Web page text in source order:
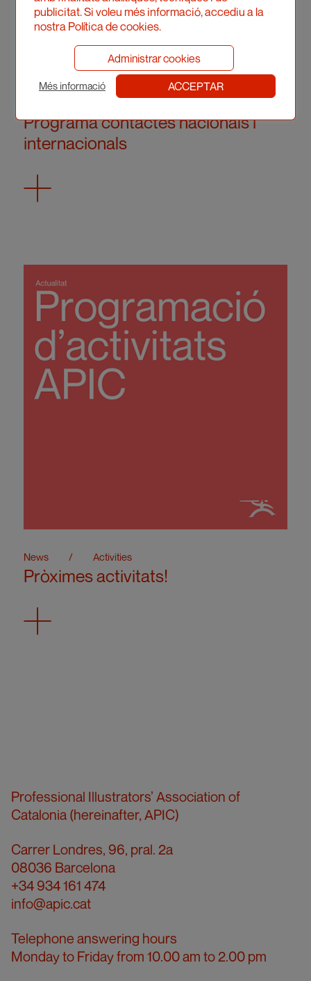
Programa contactes nacionals i
internacionals
News / Activities
Pròximes activitats!
Professional Illustrators’ Association of
Catalonia (hereinafter, APIC)
Carrer Londres, 96, pral. 2a
08036 Barcelona
+34 934 161 474
info@apic.cat
Telephone answering hours
Monday to Friday from 10.00 am to 2.00 pm
publicitat. Si voleu més informació, accediu a la
nostra Política de cookies.
Administrar cookies
Més informació ACCEPTAR